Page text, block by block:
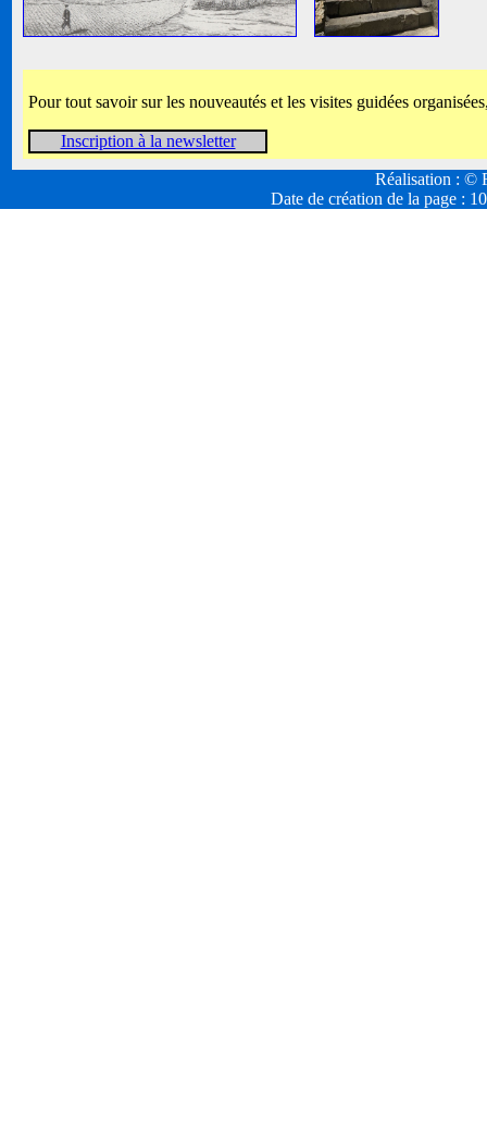
Pour tout savoir sur les nouveautés et les visites guidées
Inscription à la newsletter
Réalisation : ©
Date de création de la page :